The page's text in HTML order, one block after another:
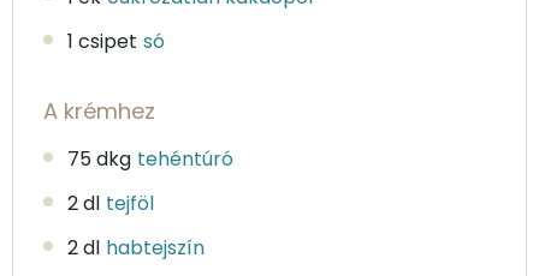
1 csipet só
A krémhez
75 dkg tehéntúró
2 dl tejföl
2 dl habtejszín